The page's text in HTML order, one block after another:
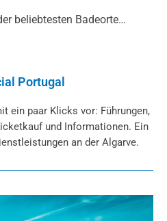
beliebtesten Badeorte…
Portugal
ein paar Klicks vor: Führungen,
und Informationen. Ein
an der Algarve.